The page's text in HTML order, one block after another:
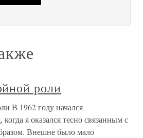
роли
В 1962 году начался
я оказался тесно связанным с
Внешне было мало